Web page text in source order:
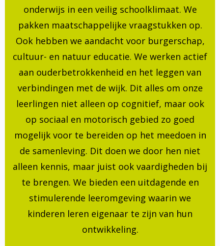
onderwijs in een veilig schoolklimaat. We
pakken maatschappelijke vraagstukken op.
Ook hebben we aandacht voor burgerschap,
cultuur- en natuur educatie. We werken actief
aan ouderbetrokkenheid en het leggen van
verbindingen met de wijk. Dit alles om onze
leerlingen niet alleen op cognitief, maar ook
op sociaal en motorisch gebied zo goed
mogelijk voor te bereiden op het meedoen in
de samenleving. Dit doen we door hen niet
alleen kennis, maar juist ook vaardigheden bij
te brengen. We bieden een uitdagende en
stimulerende leeromgeving waarin we
kinderen leren eigenaar te zijn van hun
ontwikkeling.